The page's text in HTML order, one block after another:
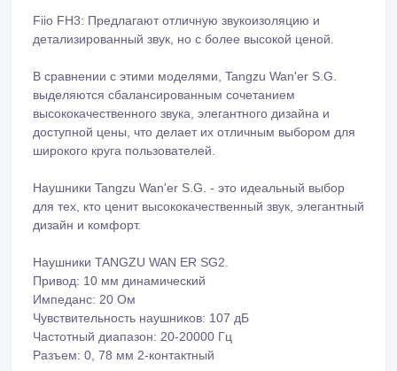
Fiio FH3: Предлагают отличную звукоизоляцию и
детализированный звук, но с более высокой ценой.
В сравнении с этими моделями, Tangzu Wan'er S.G.
выделяются сбалансированным сочетанием
высококачественного звука, элегантного дизайна и
доступной цены, что делает их отличным выбором для
широкого круга пользователей.
Наушники Tangzu Wan'er S.G. - это идеальный выбор
для тех, кто ценит высококачественный звук, элегантный
дизайн и комфорт.
Наушники TANGZU WAN ER SG2.
Привод: 10 мм динамический
Импеданс: 20 Ом
Чувствительность наушников: 107 дБ
Частотный диапазон: 20-20000 Гц
Разъем: 0, 78 мм 2-контактный